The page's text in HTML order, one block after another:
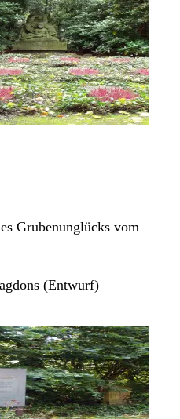
Grubenunglücks vom
(Entwurf)